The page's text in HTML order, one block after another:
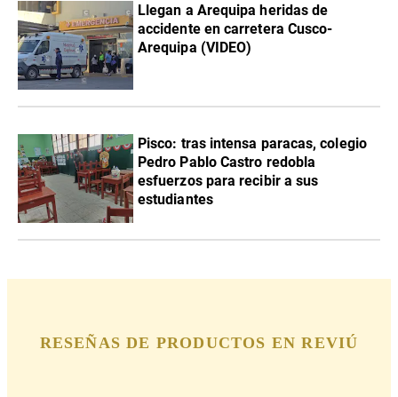
Llegan a Arequipa heridas de
accidente en carretera Cusco-
Arequipa (VIDEO)
Pisco: tras intensa paracas, colegio
Pedro Pablo Castro redobla
esfuerzos para recibir a sus
estudiantes